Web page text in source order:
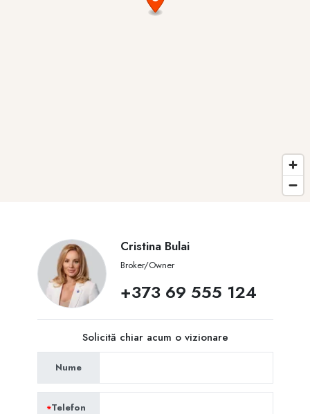
Cristina Bulai
Broker/Owner
+373 69 555 124
Solicită chiar acum o vizionare
Nume
Telefon